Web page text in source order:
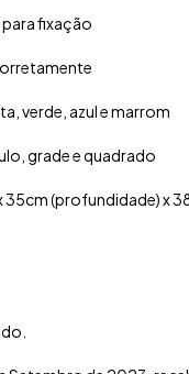
fixação
verde, azul e marrom
grade e quadrado
(profundidade) x